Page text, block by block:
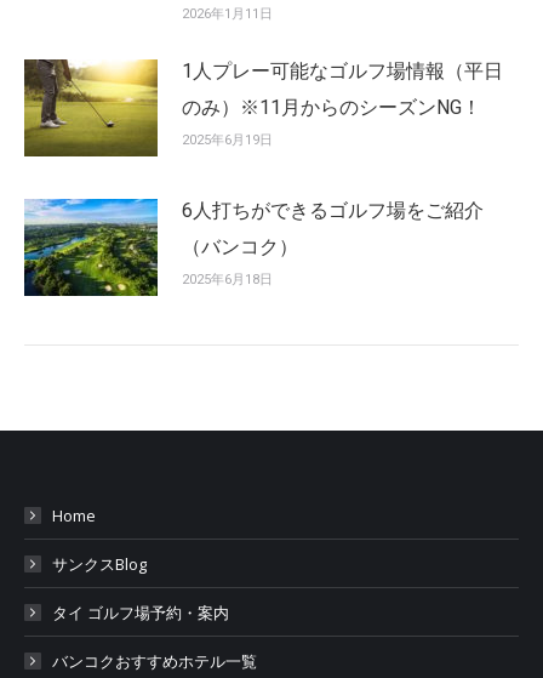
2026年1月11日
1人プレー可能なゴルフ場情報（平日
のみ）※11月からのシーズンNG！
2025年6月19日
6人打ちができるゴルフ場をご紹介
（バンコク）
2025年6月18日
Home
サンクスBlog
タイ ゴルフ場予約・案内
バンコクおすすめホテル一覧